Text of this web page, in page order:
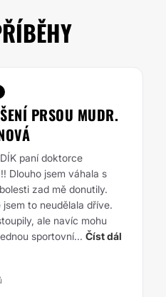
PRSOU MUDR.
paní doktorce
Dlouho jsem váhala s
zad mě donutily.
to neudělala dříve.
ale navíc mohu
sportovní... Číst dál